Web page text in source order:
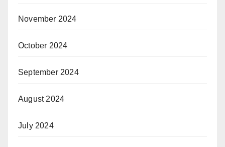
November 2024
October 2024
September 2024
August 2024
July 2024